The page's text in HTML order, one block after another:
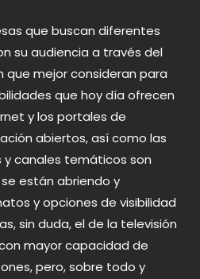
que buscan diferentes
su audiencia a través del
que mejor consideran para
que hoy día ofrecen
y los portales de
abiertos, así como las
canales temáticos son
están abriendo y
y opciones de visibilidad
sin duda, el de la televisión
mayor capacidad de
pero, sobre todo y